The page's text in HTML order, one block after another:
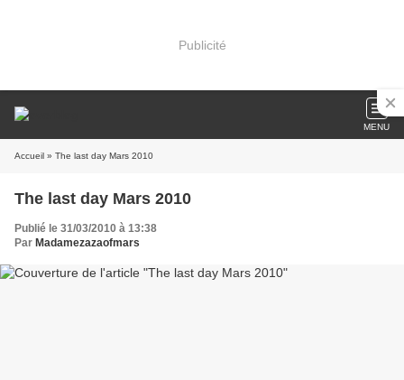
Publicité
MENU
Accueil » The last day Mars 2010
The last day Mars 2010
Publié le 31/03/2010 à 13:38
Par Madamezazaofmars